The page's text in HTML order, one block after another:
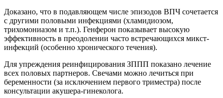
Доказано, что в подавляющем числе эпизодов ВПЧ сочетается
с другими половыми инфекциями (хламидиозом,
трихомониазом и т.п.). Генферон показывает высокую
эффективность в преодолении часто встречающихся микст-
инфекций (особенно хронического течения).
Для упреждения реинфицирования ЗППП показано лечение
всех половых партнеров. Свечами можно лечиться при
беременности (за исключением первого триместра) после
консультации акушера-гинеколога.